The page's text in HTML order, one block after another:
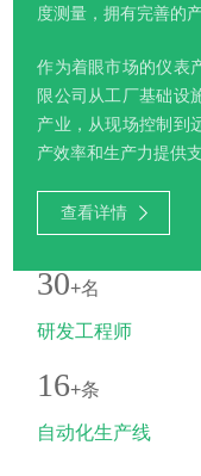
度测量‌，拥有完善的
作为着眼市场的仪表
限公司从工厂基础设
产业，从现场控制到
产效率和生产力提供支
查看详情
30+名
研发工程师
16+条
自动化生产线